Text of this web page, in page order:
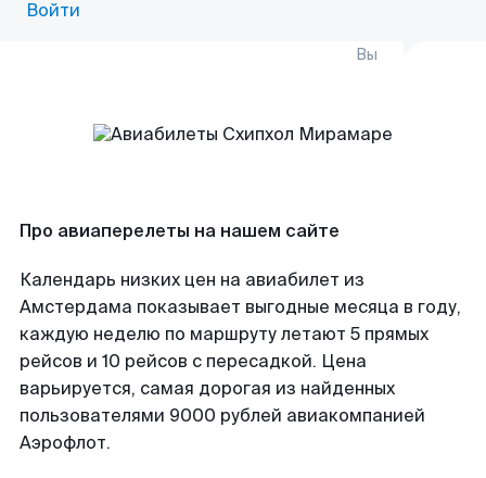
Войти
Вы
Про авиаперелеты на нашем сайте
Календарь низких цен на авиабилет из
Амстердама показывает выгодные месяца в году,
каждую неделю по маршруту летают 5 прямых
рейсов и 10 рейсов с пересадкой. Цена
варьируется, самая дорогая из найденных
пользователями 9000 рублей авиакомпанией
Аэрофлот.